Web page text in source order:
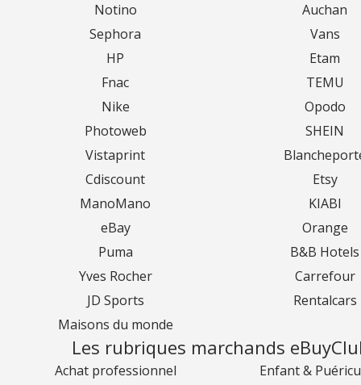
Notino
Auchan
Sephora
Vans
HP
Etam
Fnac
TEMU
Nike
Opodo
Photoweb
SHEIN
Vistaprint
Cdiscount
Etsy
ManoMano
KIABI
eBay
Orange
Puma
B&B Hotels
Yves Rocher
Carrefour
JD Sports
Rentalcars
Maisons du monde
Les rubriques marchands
Achat professionnel
Enfant &